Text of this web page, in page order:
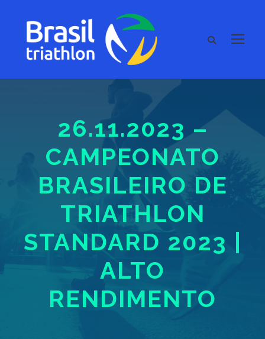
26.11.2023 –
CAMPEONATO
BRASILEIRO DE
TRIATHLON
STANDARD 2023 |
ALTO
RENDIMENTO